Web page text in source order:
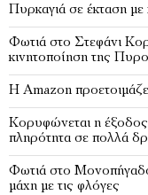
Πυρκαγιά σε έκταση
Φωτιά στο Στεφάνι
κινητοποίηση της
Η Amazon
Κορυφώνεται η
πληρότητα σε πολλά
Φωτιά στο
μάχη με τις φλόγες